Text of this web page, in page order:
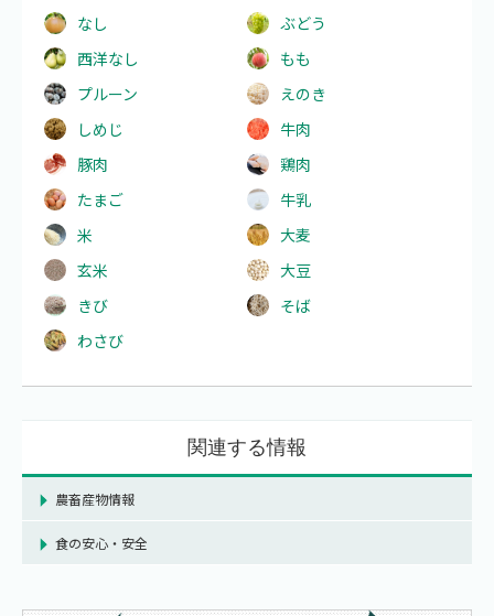
なし
ぶどう
西洋なし
もも
プルーン
えのき
しめじ
牛肉
豚肉
鶏肉
たまご
牛乳
米
大麦
玄米
大豆
きび
そば
わさび
関連する情報
農畜産物情報
食の安心・安全